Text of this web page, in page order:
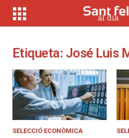
Etiqueta: José Luis
SELECCIÓ ECONÒMICA